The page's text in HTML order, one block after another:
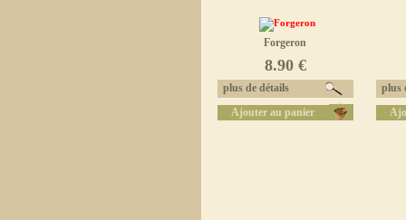
Forgeron
8.90 €
plus de détails
Ajouter au panier
plus